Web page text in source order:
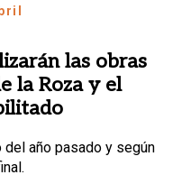
las obras
la Roza y el
año pasado y según